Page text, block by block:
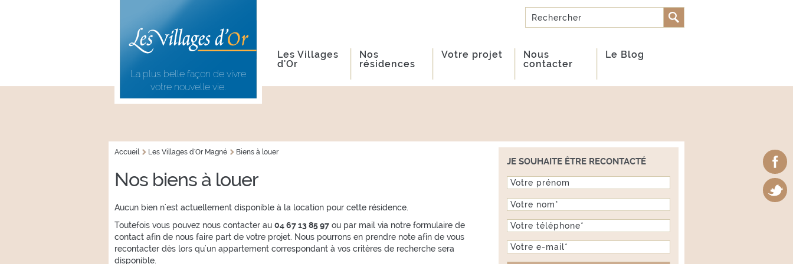
La plus belle façon de vivre
votre nouvelle vie.
FORMULAIRE DE
Rechercher
Les Villages
d'Or
Nos
résidences
Votre projet
Nous
contacter
Le Blog
Accueil Les Villages d'Or Magné Biens à louer
Nos biens à louer
Aucun bien n'est actuellement disponible à la location pour cette résidence.
Toutefois vous pouvez nous contacter au 04 67 13 85 97 ou par mail via notre formulaire de
contact afin de nous faire part de votre projet. Nous pourrons en prendre note afin de vous
recontacter dès lors qu'un appartement correspondant à vos critères de recherche sera
disponible.
JE SOUHAITE ÊTRE RECONTACTÉ
Prénom
Nom*
Téléphone*
E-mail *